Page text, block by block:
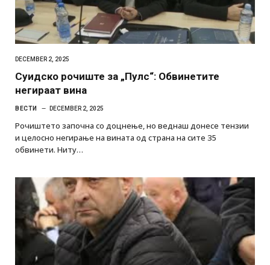
DECEMBER 2, 2025
Суидско рочиште за „Пулс“: Обвинетите
негираат вина
ВЕСТИ DECEMBER 2, 2025
Рочиштето започна со доцнење, но веднаш донесе тензии
и целосно негирање на вината од страна на сите 35
обвинети. Ниту…